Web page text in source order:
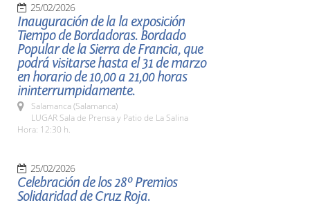
25/02/2026
Inauguración de la la exposición
Tiempo de Bordadoras. Bordado
Popular de la Sierra de Francia, que
podrá visitarse hasta el 31 de marzo
en horario de 10,00 a 21,00 horas
ininterrumpidamente.
Salamanca (Salamanca)
LUGAR Sala de Prensa y Patio de La Salina
Hora: 12:30 h.
25/02/2026
Celebración de los 28º Premios
Solidaridad de Cruz Roja.